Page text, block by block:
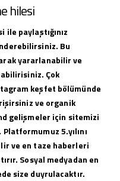
hilesi
paylaştığınız
Bu
yararlanabilir ve
Çok
keşfet bölümünde
ve organik
gelişmeler için sitemizi
5.yılını
ve en taze haberleri
Sosyal medyadan en
size duyrulacaktır.